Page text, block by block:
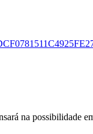
na